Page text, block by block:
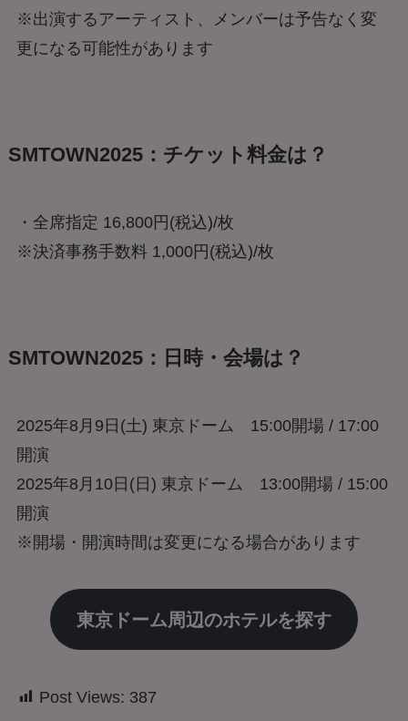
※出演するアーティスト、メンバーは予告なく変
更になる可能性があります
SMTOWN2025：チケット料金は？
・全席指定 16,800円(税込)/枚
※決済事務手数料 1,000円(税込)/枚
SMTOWN2025：日時・会場は？
2025年8月9日(土) 東京ドーム 15:00開場 / 17:00
開演
2025年8月10日(日) 東京ドーム 13:00開場 / 15:00
開演
※開場・開演時間は変更になる場合があります
東京ドーム周辺のホテルを探す
Post Views: 387